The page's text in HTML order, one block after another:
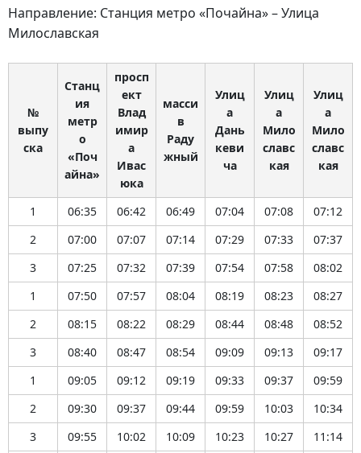
Направление: Станция метро «Почайна» – Улица
Милославская
№
выпу
ска
Станц
ия
метр
о
«Поч
айна»
просп
ект
Влад
имир
а
Ивас
юка
масси
в
Раду
жный
Улиц
а
Дань
кеви
ча
Улиц
а
Мило
славс
кая
Улиц
а
Мило
славс
кая
1 06:35 06:42 06:49 07:04 07:08
07:12
2
07:00 07:07 07:14 07:29 07:33
07:37
3
07:25 07:32 07:39 07:54 07:58
08:02
1
07:50 07:57 08:04 08:19 08:23
08:27
2
08:15 08:22 08:29 08:44 08:48
08:52
3
08:40 08:47 08:54 09:09 09:13
09:17
1
09:05 09:12 09:19 09:33 09:37
09:59
2
09:30 09:37 09:44 09:59 10:03
10:34
3
09:55 10:02 10:09 10:23 10:27
11:14